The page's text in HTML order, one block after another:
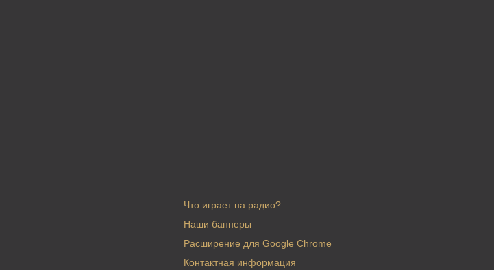
Что играет на радио?
Наши баннеры
Расширение для Google Chrome
Контактная информация